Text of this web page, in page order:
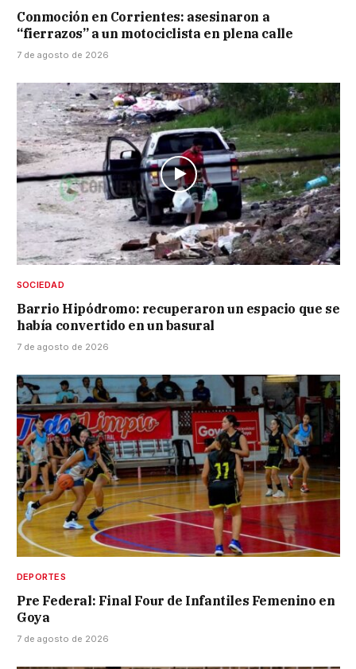
Conmoción en Corrientes: asesinaron a
“fierrazos” a un motociclista en plena calle
7 de agosto de 2026
SOCIEDAD
Barrio Hipódromo: recuperaron un espacio que se
había convertido en un basural
7 de agosto de 2026
DEPORTES
Pre Federal: Final Four de Infantiles Femenino en
Goya
7 de agosto de 2026